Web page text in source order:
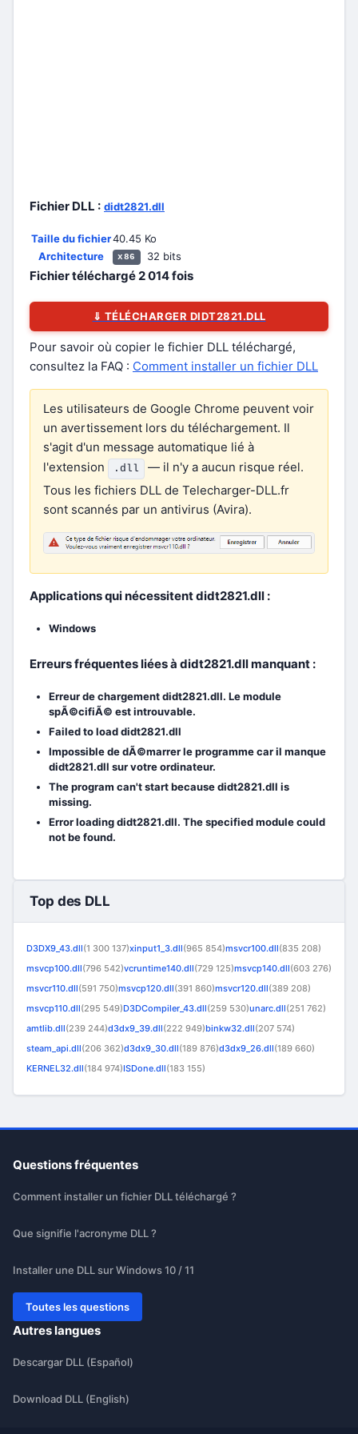
Fichier DLL : didt2821.dll
Taille du fichier40.45 Ko
Architecture
x86 32 bits
Fichier téléchargé2 014fois
⇓ TÉLÉCHARGER DIDT2821.DLL
Pour savoir où copier le fichier DLL téléchargé,
consultez la FAQ : Comment installer un fichier DLL
Les utilisateurs de Google Chrome peuvent voir
un avertissement lors du téléchargement. Il
s'agit d'un message automatique lié à
l'extension
.dll
— il n'y a aucun risque réel.
Tous les fichiers DLL de Telecharger-DLL.fr
sont scannés par un antivirus (Avira).
Applications qui nécessitent didt2821.dll :
Windows
Erreurs fréquentes liées à didt2821.dll manquant :
Erreur de chargement didt2821.dll. Le module
spÃ©cifiÃ© est introuvable.
Failed to load didt2821.dll
Impossible de dÃ©marrer le programme car il manque
didt2821.dll sur votre ordinateur.
The program can't start because didt2821.dll is
missing.
Error loading didt2821.dll. The specified module could
not be found.
Top des DLL
D3DX9_43.dll(1 300 137)xinput1_3.dll(965 854)msvcr100.dll(835 208)
msvcp100.dll(796 542)vcruntime140.dll(729 125)msvcp140.dll(603 276)
msvcr110.dll(591 750)msvcp120.dll(391 860)msvcr120.dll(389 208)
msvcp110.dll(295 549)D3DCompiler_43.dll(259 530)unarc.dll(251 762)
amtlib.dll(239 244)d3dx9_39.dll(222 949)binkw32.dll(207 574)
steam_api.dll(206 362)d3dx9_30.dll(189 876)d3dx9_26.dll(189 660)
KERNEL32.dll(184 974)ISDone.dll(183 155)
Questions fréquentes
Comment installer un fichier DLL téléchargé ?
Que signifie l'acronyme DLL ?
Installer une DLL sur Windows 10 / 11
Toutes les questions
Autres langues
Descargar DLL (Español)
Download DLL (English)